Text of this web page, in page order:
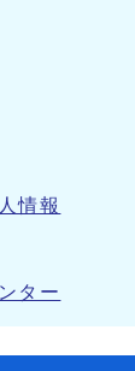
情報
ター